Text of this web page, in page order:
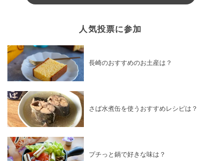
人気投票に参加
長崎のおすすめのお土産は？
さば水煮缶を使うおすすめレシピは？
プチっと鍋で好きな味は？